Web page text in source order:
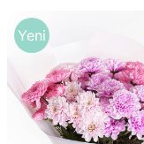
Yeni